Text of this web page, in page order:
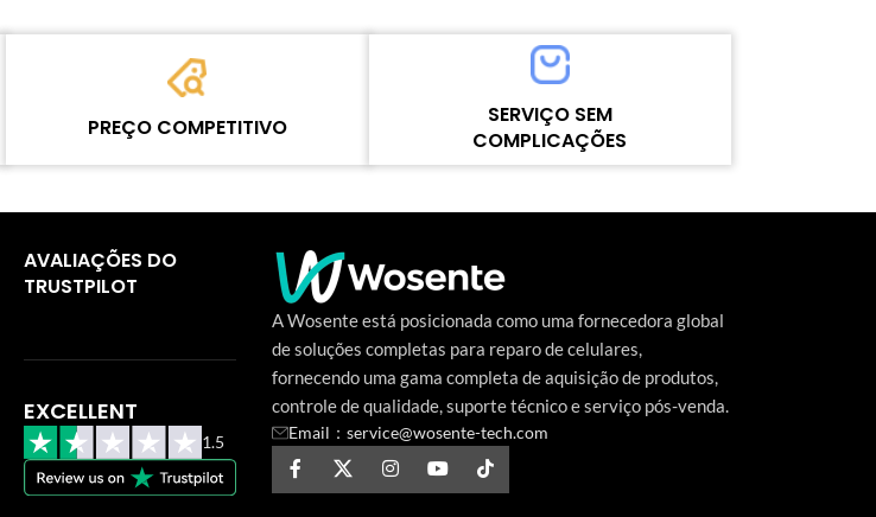
model number：for Motorola E7
POWER/E7I/E7I POWER
Warranty：1 Year
Shipping Method：DHL UPS FEDEX EMS
Quality Control：100% Working Strictly
Quality Control
PREÇO COMPETITIVO
de reparos que cada centavo gasto vale a
pena.
SERVIÇO SEM
COMPLICAÇÕES
AVALIAÇÕES DO
TRUSTPILOT
EXCELLENT
1.5
A Wosente está posicionada como uma fornecedora global
de soluções completas para reparo de celulares,
fornecendo uma gama completa de aquisição de produtos,
controle de qualidade, suporte técnico e serviço pós-venda.
Email：service@wosente-tech.com